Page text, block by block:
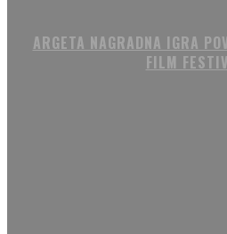
ARGETA NAGRADNA IGRA
FILM